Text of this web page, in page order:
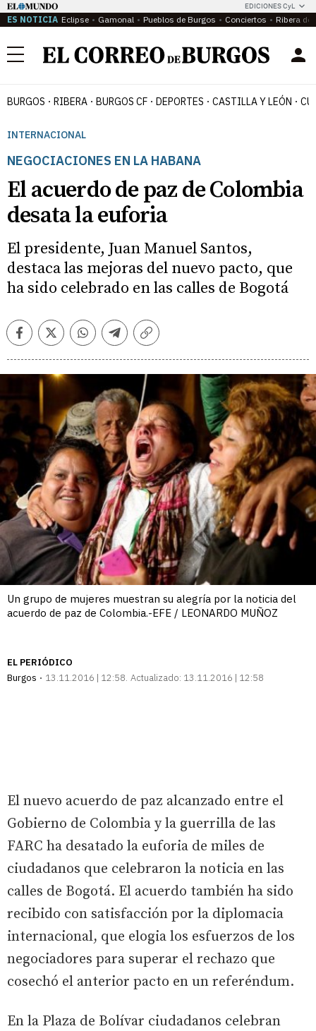
EDICIONES CyL
ES NOTICIA Eclipse Gamonal Pueblos de Burgos Conciertos Ribera del
Menú
BURGOS RIBERA BURGOS CF DEPORTES CASTILLA Y LEÓN
INTERNACIONAL
NEGOCIACIONES EN LA HABANA
El acuerdo de paz de Colombia
desata la euforia
El presidente, Juan Manuel Santos,
destaca las mejoras del nuevo pacto, que
ha sido celebrado en las calles de Bogotá
FacebookTwitterWhatsappTelegramCopiar
Un grupo de mujeres muestran su alegría por la noticia del
acuerdo de paz de Colombia.-EFE / LEONARDO MUÑOZ
EL PERIÓDICO
Burgos
13.11.2016 | 12:58 Actualizado: 13.11.2016 | 12:58
El nuevo acuerdo de paz alcanzado entre el
Gobierno de Colombia y la guerrilla de las
FARC ha desatado la euforia de miles de
ciudadanos que celebraron la noticia en las
calles de Bogotá. El acuerdo también ha sido
recibido con satisfacción por la diplomacia
internacional, que elogia los esfuerzos de los
negociadores para superar el rechazo que
cosechó el anterior pacto en un referéndum.
En la Plaza de Bolívar ciudadanos celebran